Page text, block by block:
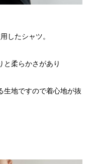
したシャツ。
と柔らかさがあり
生地ですので着心地が抜